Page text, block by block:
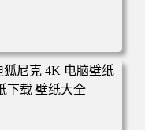
动漫壁纸 电脑桌面